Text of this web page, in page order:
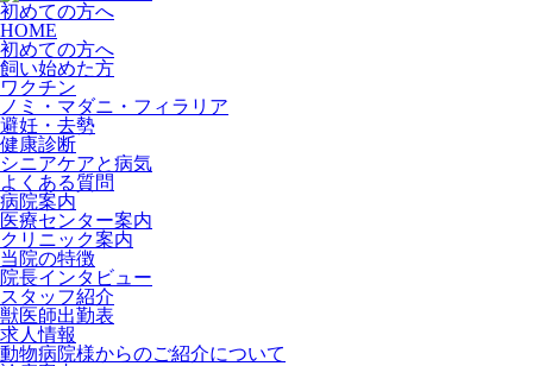
初めての方へ
HOME
初めての方へ
飼い始めた方
ワクチン
ノミ・マダニ・フィラリア
避妊・去勢
健康診断
シニアケアと病気
よくある質問
病院案内
医療センター案内
クリニック案内
当院の特徴
院長インタビュー
スタッフ紹介
獣医師出勤表
求人情報
動物病院様からのご紹介について